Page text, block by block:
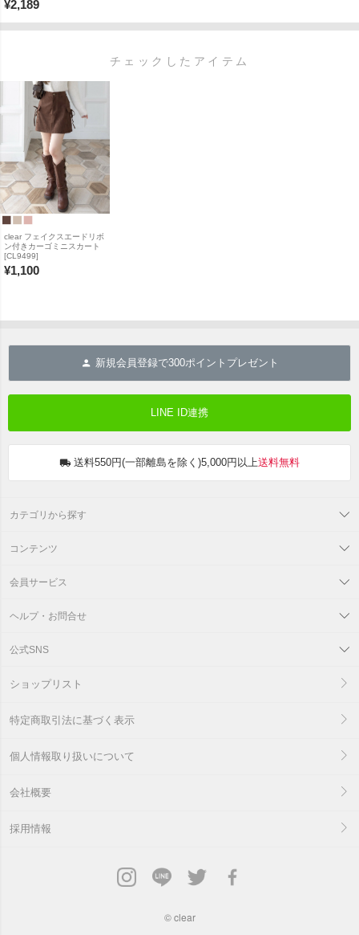
¥2,189
チェックしたアイテム
clear フェイクスエードリボ
ン付きカーゴミニスカート
[CL9499]
¥1,100
新規会員登録で300ポイントプレゼント
LINE ID連携
送料550円(一部離島を除く)5,000円以上送料無料
カテゴリから探す
コンテンツ
会員サービス
ヘルプ・お問合せ
公式SNS
ショップリスト
特定商取引法に基づく表示
個人情報取り扱いについて
会社概要
採用情報
© clear